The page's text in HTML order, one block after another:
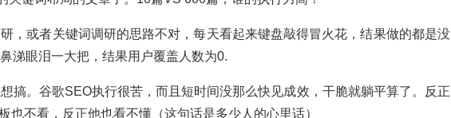
，或者关键词调研的思路不对，每天看起来键盘敲得冒火花，结果做的都是没
涕眼泪一大把，结果用户覆盖人数为0.
搞。谷歌SEO执行很苦，而且短时间没那么快见成效，干脆就躺平算了。反正
也不看，反正他也看不懂（这句话是多少人的心里话）